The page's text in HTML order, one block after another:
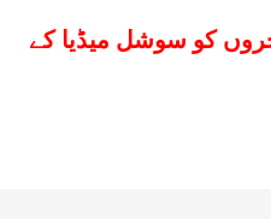
کو سوشل میڈیا کے